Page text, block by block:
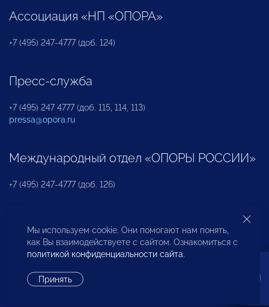
Ассоциация «НП «ОПОРА»
+7 (495) 247-4777 (доб. 124)
Пресс-служба
+7 (495) 247 4777 (доб. 115, 114, 113)
pressa@opora.ru
Международный отдел «ОПОРЫ РОССИИ»
+7 (495) 247-4777 (доб. 126)
Бюро по защите прав предпринимателей и
инвесторов
Мы используем cookie. Они помогают нам понять,
как Вы взаимодействуете с сайтом. Ознакомиться с
политикой конфиденциальности сайта.
Принять